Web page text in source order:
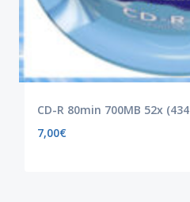
CD-R 80min 700MB 52x
7,00€